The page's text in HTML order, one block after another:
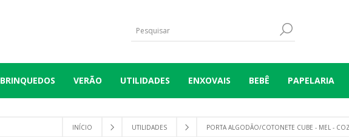
BRINQUEDOS VERÃO UTILIDADES ENXOVAIS BEBÊ PAPELARIA
INÍCIO UTILIDADES PORTA ALGODÃO/COTONETE CUBE - MEL -